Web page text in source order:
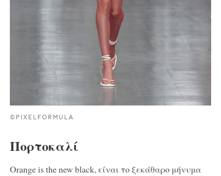
©PIXELFORMULA
Πορτοκαλί
Orange is the new black, είναι το ξεκάθαρο μήνυμα